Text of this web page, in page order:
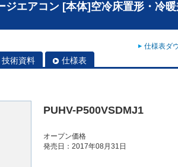
ジエアコン [本体]空冷床置形・冷
仕様表ダ
技術資料 仕様表
PUHV-P500VSDMJ1
オープン価格
発売日：2017年08月31日